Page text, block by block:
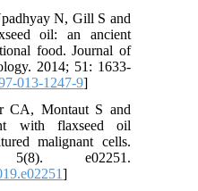
Upadhyay N, Gill S and
oil: an ancient
food. Journal of
2014; 51: 1633-
013-1247-9
CA, Montaut S and
with flaxseed oil
malignant cells.
5(8). e02251.